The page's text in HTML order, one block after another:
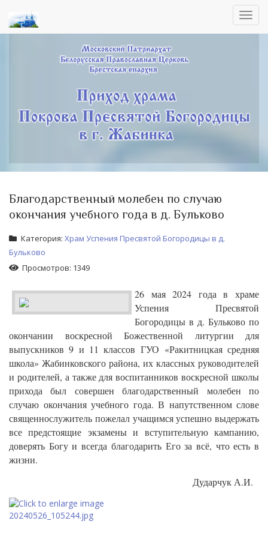
Благодарственный молебен по случаю
окончания учебного года в д. Бульково
Категория: Храм Успения Пресвятой Богородицы в д.
Бульково
Просмотров: 1349
26 мая 2024 года в храме
Успения Пресвятой
Богородицы в д. Бульково по
окончании воскресной Божественной литургии для
выпускников 9 и 11 классовГУО «Ракитницкая средняя
школа» Жабинковского района, их классных руководителей
и родителей, а также для воспитанников воскресной школы
прихода был совершен благодарственный молебен по
случаю окончания учебного года. В напутственном слове
священнослужитель пожелал учащимся успешно выдержать
все предстоящие экзамены и вступительную кампанию,
доверять Богу и всегда благодарить Его за всё, что есть в
жизни.
Дударчук А.И.